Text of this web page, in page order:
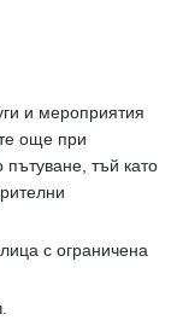
и мероприятия
още при
пътуване, тъй като
с ограничена